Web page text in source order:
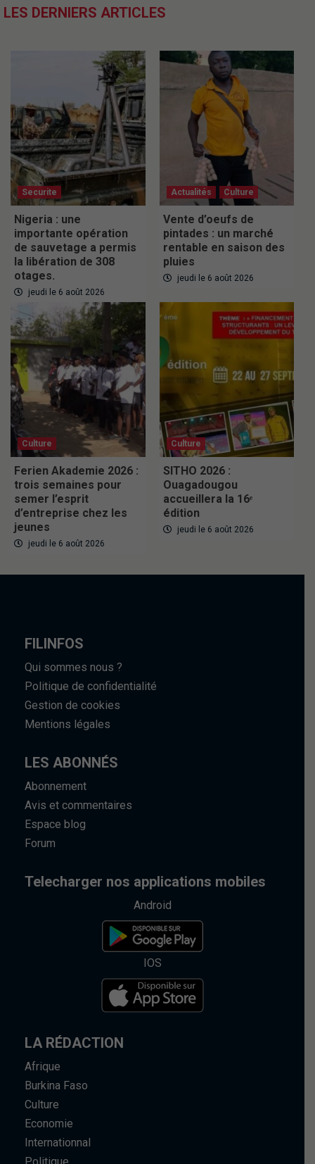
LES DERNIERS ARTICLES
Securite
Nigeria : une
importante opération
de sauvetage a permis
la libération de 308
otages.
jeudi le 6 août 2026
Actualités Culture
Vente d’oeufs de
pintades : un marché
rentable en saison des
pluies
jeudi le 6 août 2026
Culture
Ferien Akademie 2026 :
trois semaines pour
semer l’esprit
d’entreprise chez les
jeunes
jeudi le 6 août 2026
Culture
SITHO 2026 :
Ouagadougou
accueillera la 16ᵉ
édition
jeudi le 6 août 2026
FILINFOS
Qui sommes nous ?
Politique de confidentialité
Gestion de cookies
Mentions légales
LES ABONNÉS
Abonnement
Avis et commentaires
Espace blog
Forum
Telecharger nos applications mobiles
Android
IOS
LA RÉDACTION
Afrique
Burkina Faso
Culture
Economie
Internationnal